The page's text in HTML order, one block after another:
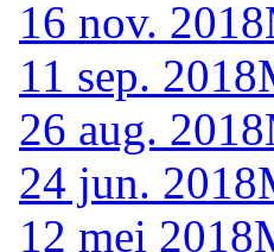
16 nov. 2018
11 sep. 2018
26 aug. 2018
24 jun. 2018
12 mei 2018